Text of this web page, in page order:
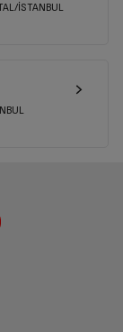
İSTANBUL